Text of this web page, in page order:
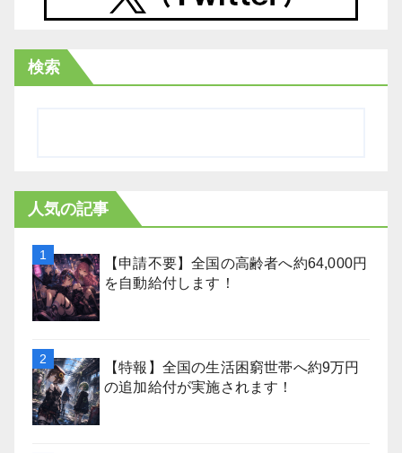
検索
人気の記事
【申請不要】全国の高齢者へ約64,000円
を自動給付します！
【特報】全国の生活困窮世帯へ約9万円
の追加給付が実施されます！